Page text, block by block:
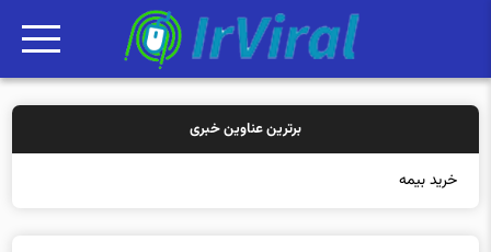
برترین عناوین خبری
خرید بیمه: سنتی یا